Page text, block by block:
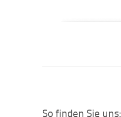
So finden Sie uns: